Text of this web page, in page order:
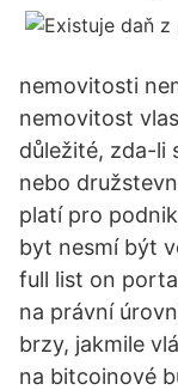
nemovitosti
nemovitost
důležité, zda-li
nebo
platí pro
byt nesmí být
full list on
na právní
brzy, jakmile
na bitcoinové